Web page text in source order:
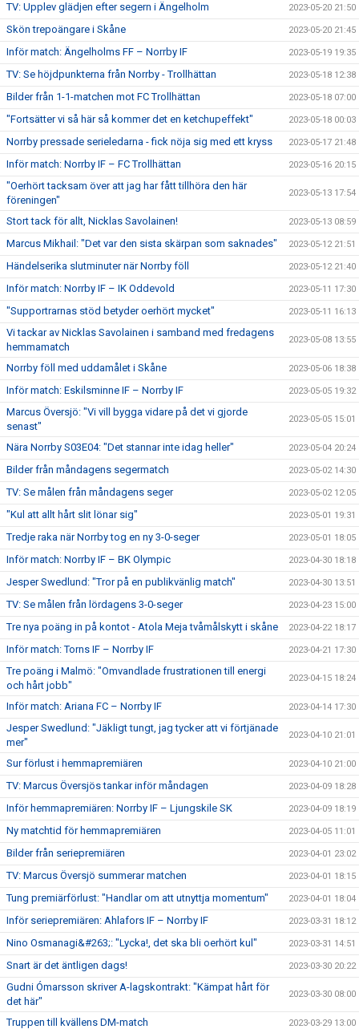
TV: Upplev glädjen efter segern i Ängelholm 2023-05-20 21:50
Skön trepoängare i Skåne 2023-05-20 21:45
Inför match: Ängelholms FF – Norrby IF 2023-05-19 19:35
TV: Se höjdpunkterna från Norrby - Trollhättan 2023-05-18 12:38
Bilder från 1-1-matchen mot FC Trollhättan 2023-05-18 07:00
"Fortsätter vi så här så kommer det en ketchupeffekt" 2023-05-18 00:03
Norrby pressade serieledarna - fick nöja sig med ett kryss 2023-05-17 21:48
Inför match: Norrby IF – FC Trollhättan 2023-05-16 20:15
"Oerhört tacksam över att jag har fått tillhöra den här
föreningen"
2023-05-13 17:54
Stort tack för allt, Nicklas Savolainen! 2023-05-13 08:59
Marcus Mikhail: "Det var den sista skärpan som saknades" 2023-05-12 21:51
Händelserika slutminuter när Norrby föll 2023-05-12 21:40
Inför match: Norrby IF – IK Oddevold 2023-05-11 17:30
"Supportrarnas stöd betyder oerhört mycket" 2023-05-11 16:13
Vi tackar av Nicklas Savolainen i samband med fredagens
hemmamatch
2023-05-08 13:55
Norrby föll med uddamålet i Skåne 2023-05-06 18:38
Inför match: Eskilsminne IF – Norrby IF 2023-05-05 19:32
Marcus Översjö: "Vi vill bygga vidare på det vi gjorde
senast"
2023-05-05 15:01
Nära Norrby S03E04: "Det stannar inte idag heller" 2023-05-04 20:24
Bilder från måndagens segermatch 2023-05-02 14:30
TV: Se målen från måndagens seger 2023-05-02 12:05
"Kul att allt hårt slit lönar sig" 2023-05-01 19:31
Tredje raka när Norrby tog en ny 3-0-seger 2023-05-01 18:05
Inför match: Norrby IF – BK Olympic 2023-04-30 18:18
Jesper Swedlund: "Tror på en publikvänlig match" 2023-04-30 13:51
TV: Se målen från lördagens 3-0-seger 2023-04-23 15:00
Tre nya poäng in på kontot - Atola Meja tvåmålskytt i skåne 2023-04-22 18:17
Inför match: Torns IF – Norrby IF 2023-04-21 17:30
Tre poäng i Malmö: "Omvandlade frustrationen till energi
och hårt jobb"
2023-04-15 18:24
Inför match: Ariana FC – Norrby IF 2023-04-14 17:30
Jesper Swedlund: "Jäkligt tungt, jag tycker att vi förtjänade
mer"
2023-04-10 21:01
Sur förlust i hemmapremiären 2023-04-10 21:00
TV: Marcus Översjös tankar inför måndagen 2023-04-09 18:28
Inför hemmapremiären: Norrby IF – Ljungskile SK 2023-04-09 18:19
Ny matchtid för hemmapremiären 2023-04-05 11:01
Bilder från seriepremiären 2023-04-01 23:02
TV: Marcus Översjö summerar matchen 2023-04-01 18:15
Tung premiärförlust: "Handlar om att utnyttja momentum" 2023-04-01 18:04
Inför seriepremiären: Ahlafors IF – Norrby IF 2023-03-31 18:12
Nino Osmanagi&#263;: "Lycka!, det ska bli oerhört kul" 2023-03-31 14:51
Snart är det äntligen dags! 2023-03-30 20:22
Gudni Ómarsson skriver A-lagskontrakt: "Kämpat hårt för
det här"
2023-03-30 08:00
Truppen till kvällens DM-match 2023-03-29 13:00